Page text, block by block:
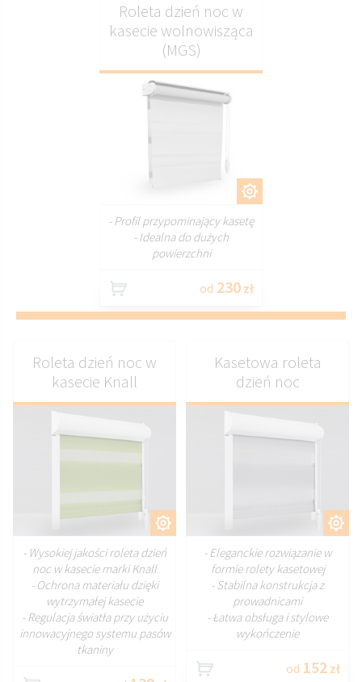
Roleta dzień noc w
kasecie wolnowisząca
(MGS)
- Profil przypominający kasetę
- Idealna do dużych
powierzchni
od 230 zł
Roleta dzień noc w
kasecie Knall
- Wysokiej jakości roleta dzień
noc w kasecie marki Knall
- Ochrona materiału dzięki
wytrzymałej kasecie
- Regulacja światła przy użyciu
innowacyjnego systemu pasów
tkaniny
Kasetowa roleta
dzień noc
- Eleganckie rozwiązanie w
formie rolety kasetowej
- Stabilna konstrukcja z
prowadnicami
- Łatwa obsługa i stylowe
wykończenie
od 152 zł